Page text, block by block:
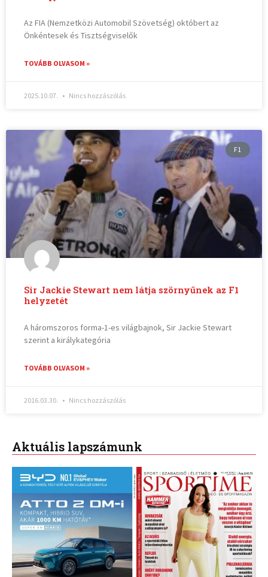
Az FIA (Nemzetközi Automobil Szövetség) októbert az
Önkéntesek és Tisztségviselők
TOVÁBB OLVASOM »
2025.10.07. Nincs hozzászólás
F1
Sir Jackie Stewart nem látja szörnyűnek az F1
helyzetét
A háromszoros forma-1-es világbajnok, Sir Jackie Stewart
szerint a királykategória
TOVÁBB OLVASOM »
2016.03.30. Nincs hozzászólás
Aktuális lapszámunk